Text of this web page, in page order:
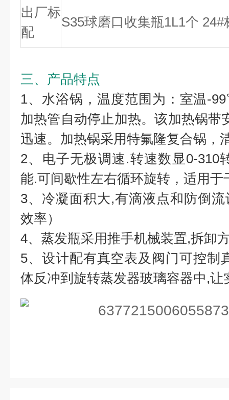
出厂标
配
S35球磨口收集瓶1L1个
三、产品特点
1、水浴锅，温度范围为：室温-
加热管自动停止加热。该加热锅带
迅速。加热锅采用特氟隆复合锅，
2、电子无极调速.转速数显0-310
能.可间歇性左右循环旋转，适用于
3、冷凝面积大,有滴液点和防倒
效率）
4、蒸发瓶采用推手机械装置,拆卸
5、设计配有真空表及阀门可控制
体反冲到旋转蒸发器玻璃容器中,让